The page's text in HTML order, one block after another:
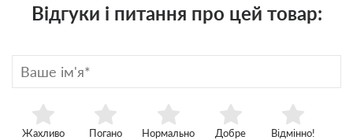
Відгуки і питання про цей товар:
Жахливо Погано Нормально Добре Відмінно!